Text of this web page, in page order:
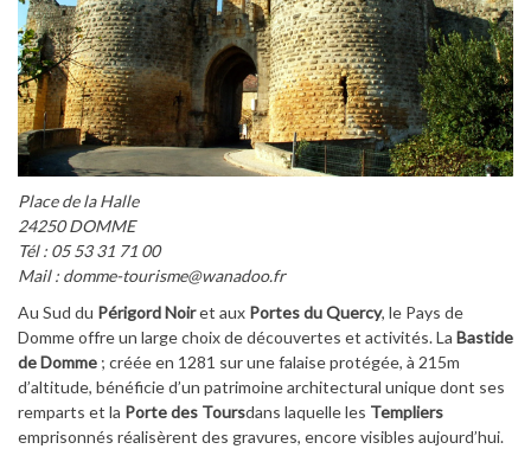
Place de la Halle
24250 DOMME
Tél : 05 53 31 71 00
Mail : domme-tourisme@wanadoo.fr
Au Sud du Périgord Noiret aux Portes du Quercy, le Pays de
Domme offre un large choix de découvertes et activités. La Bastide
de Domme ; créée en 1281 sur une falaise protégée, à 215m
d’altitude, bénéficie d’un patrimoine architectural unique dont ses
remparts et la Porte des Toursdans laquelle les Templiers
emprisonnés réalisèrent des gravures, encore visibles aujourd’hui.